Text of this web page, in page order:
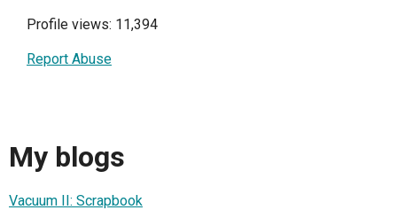
Profile views: 11,394
Report Abuse
My blogs
Vacuum II: Scrapbook